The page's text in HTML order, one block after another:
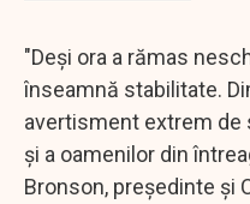
"Deşi ora a rămas
înseamnă stabilitate.
avertisment extrem de
şi a oamenilor din
Bronson, preşedinte şi